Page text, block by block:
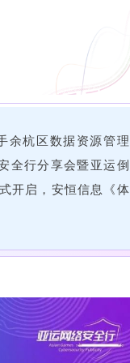
余杭区数据资源管理
全行分享会暨亚运倒
开启，安恒信息《体